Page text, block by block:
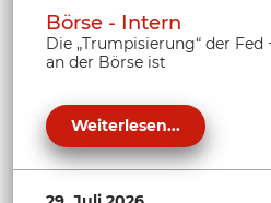
Börse - Intern
Die „Trumpisierung“ der Fed
an der Börse ist
Weiterlesen...